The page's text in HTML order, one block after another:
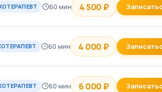
60 мин 4 500 ₽
60 мин 4 000 ₽
60 мин 6 000 ₽